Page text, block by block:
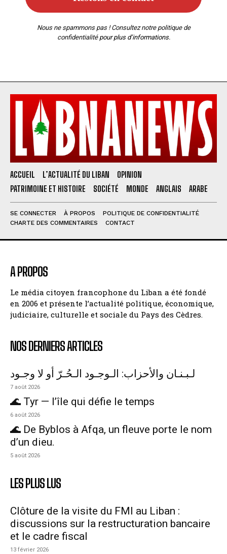
Nous ne spammons pas ! Consultez notre politique de
confidentialitépour plus d’informations.
ACCUEIL L’ACTUALITÉ DU LIBAN
OPINION
PATRIMOINE ET HISTOIRE
SOCIÉTÉ MONDE ANGLAIS ARABE
SE CONNECTER À PROPOS
POLITIQUE DE CONFIDENTIALITÉ
CHARTE DES COMMENTAIRES
CONTACT
A PROPOS
Le média citoyen francophone du Liban a été fondé
en 2006 et présente l’actualité politique, économique,
judiciaire, culturelle et sociale du Pays des Cèdres.
NOS DERNIERS ARTICLES
لـبـنـان والأحزاب: الـوجـود الـحُـرّ أو لا وجـود
7 août 2026
🌊 Tyr — l’île qui défie le temps
6 août 2026
🌊 De Byblos à Afqa, un fleuve porte le nom
d’un dieu.
5 août 2026
LES PLUS LUS
Clôture de la visite du FMI au Liban :
discussions sur la restructuration bancaire
et le cadre fiscal
13 février 2026